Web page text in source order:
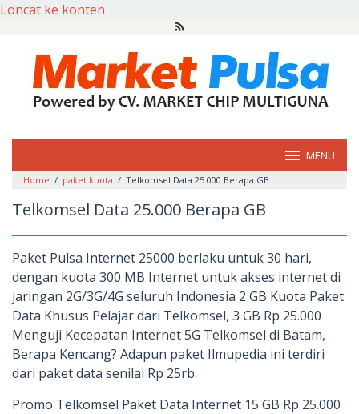
Loncat ke konten
MENU
Home / paket kuota / Telkomsel Data 25.000 Berapa GB
Telkomsel Data 25.000 Berapa GB
Paket Pulsa Internet 25000 berlaku untuk 30 hari,
dengan kuota 300 MB Internet untuk akses internet di
jaringan 2G/3G/4G seluruh Indonesia 2 GB Kuota​ Paket
Data Khusus Pelajar dari Telkomsel, 3 GB Rp 25.000
Menguji Kecepatan Internet 5G Telkomsel di Batam,
Berapa Kencang​? Adapun paket Ilmupedia ini terdiri
dari paket data senilai Rp 25rb.
Promo Telkomsel Paket Data Internet 15 GB Rp 25.000